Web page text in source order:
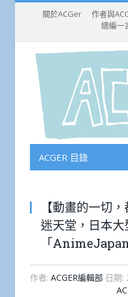
關於ACGer 作者與
總編一
ACGER 目錄
【動畫的一切
迷天堂，日本
「
作者: ACGER編輯部 日期: